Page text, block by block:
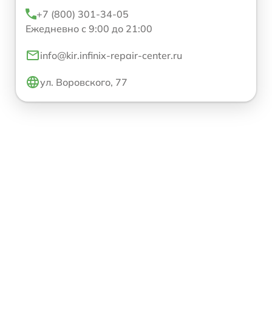
+7 (800) 301-34-05
Ежедневно с 9:00 до 21:00
info@kir.infinix-repair-center.ru
ул. Воровского, 77